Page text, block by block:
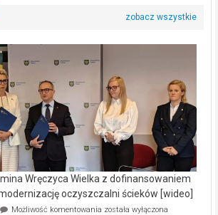
Wręczyca Wielka z dofinansowaniem
oczyszczalni ścieków [wideo]
Możliwość komentowania Ekologiczne
została wyłączona